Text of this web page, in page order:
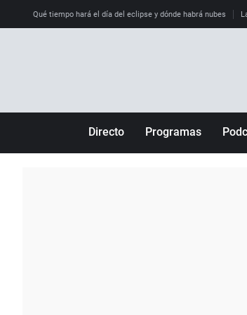
Qué tiempo hará el día del eclipse y dónde habrá nubes
Directo Programas